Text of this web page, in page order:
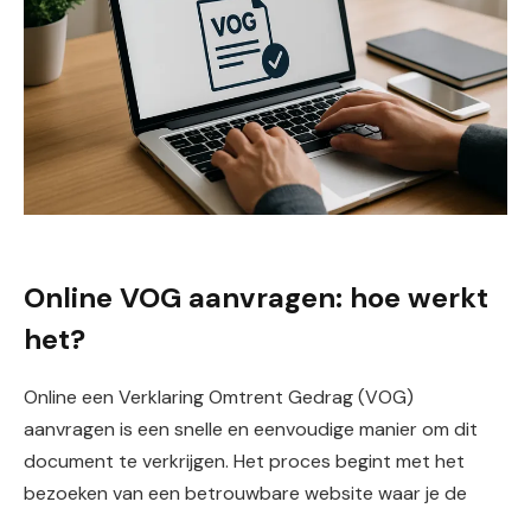
Online VOG aanvragen: hoe werkt
het?
Online een Verklaring Omtrent Gedrag (VOG)
aanvragen is een snelle en eenvoudige manier om dit
document te verkrijgen. Het proces begint met het
bezoeken van een betrouwbare website waar je de